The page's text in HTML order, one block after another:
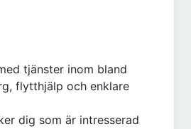
tjänster inom bland
flytthjälp och enklare
dig som är intresserad